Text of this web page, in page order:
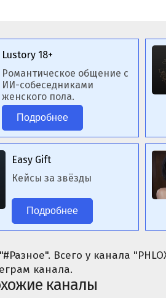
Lustory 18+
Романтическое общение с
ИИ-собеседниками
женского пола.
Подробнее
Easy Gift
Кейсы за звёзды
Подробнее
Всего у канала
канала.
каналы